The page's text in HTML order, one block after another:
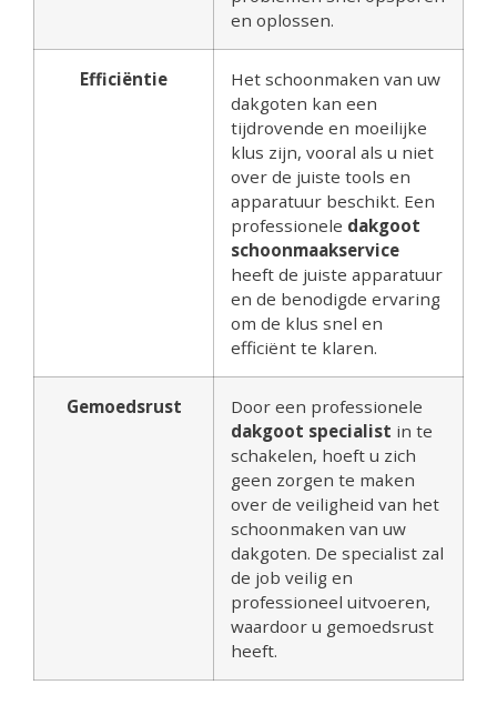
en oplossen.
Efficiëntie
Het schoonmaken van uw
dakgoten kan een
tijdrovende en moeilijke
klus zijn, vooral als u niet
over de juiste tools en
apparatuur beschikt. Een
professionele dakgoot
schoonmaakservice
heeft de juiste apparatuur
en de benodigde ervaring
om de klus snel en
efficiënt te klaren.
Gemoedsrust
Door een professionele
dakgoot specialist in te
schakelen, hoeft u zich
geen zorgen te maken
over de veiligheid van het
schoonmaken van uw
dakgoten. De specialist zal
de job veilig en
professioneel uitvoeren,
waardoor u gemoedsrust
heeft.